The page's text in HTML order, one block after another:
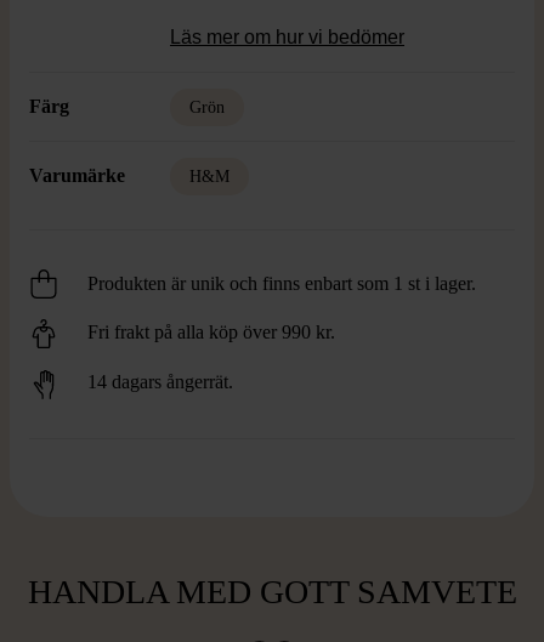
Läs mer om hur vi bedömer
Färg Grön
Varumärke H&M
Produkten är unik och finns enbart som 1 st i lager.
Fri frakt på alla köp över 990 kr.
14 dagars ångerrät.
HANDLA MED GOTT SAMVETE